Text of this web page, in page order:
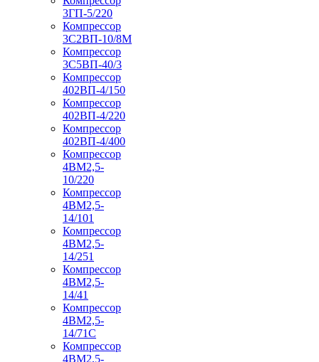
3ГП-5/220
Компрессор
3С2ВП-10/8М
Компрессор
3С5ВП-40/3
Компрессор
402ВП-4/150
Компрессор
402ВП-4/220
Компрессор
402ВП-4/400
Компрессор
4ВМ2,5-
10/220
Компрессор
4ВМ2,5-
14/101
Компрессор
4ВМ2,5-
14/251
Компрессор
4ВМ2,5-
14/41
Компрессор
4ВМ2,5-
14/71C
Компрессор
4ВМ2,5-